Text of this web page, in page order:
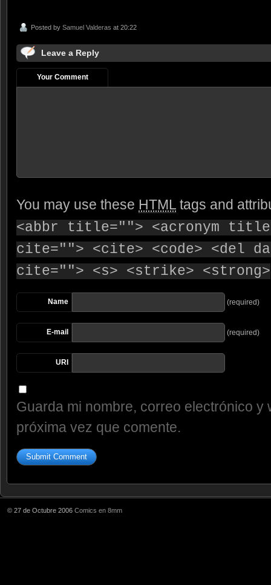
Posted by Samuel Valderas at 20:22
Leave a Reply
Your Comment
You may use these HTML tags and
<abbr title=""> <acronym
cite=""> <cite> <code> <del
cite=""> <s> <strike> <strong>
Name (required)
E-mail (required)
URI
Guarda mi nombre, correo electrónico
próxima vez que comente.
© 27 de Octubre 2006 Comics en 8mm